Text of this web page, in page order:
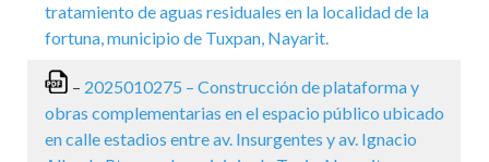
tratamiento de aguas residuales en la localidad de la
fortuna, municipio de Tuxpan, Nayarit.
– 2025010275 – Construcción de plataforma y
obras complementarias en el espacio público ubicado
en calle estadios entre av. Insurgentes y av. Ignacio